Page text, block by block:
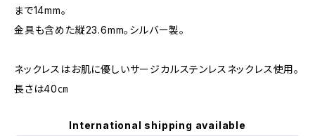
まで14mm。
金具も含めた縦23.6mm。シルバー製。
ネックレスはお肌に優しいサージカルステンレスネックレス使用。
長さは40㎝
International shipping available